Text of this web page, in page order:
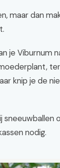
maar dan
je Viburnum
knip je de
nodig.